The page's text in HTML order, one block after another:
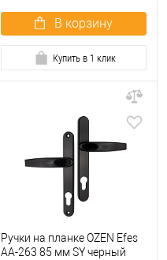
В корзину
Купить в 1 клик
Ручки на планке OZEN Efes
AA-263 85 мм SY черный